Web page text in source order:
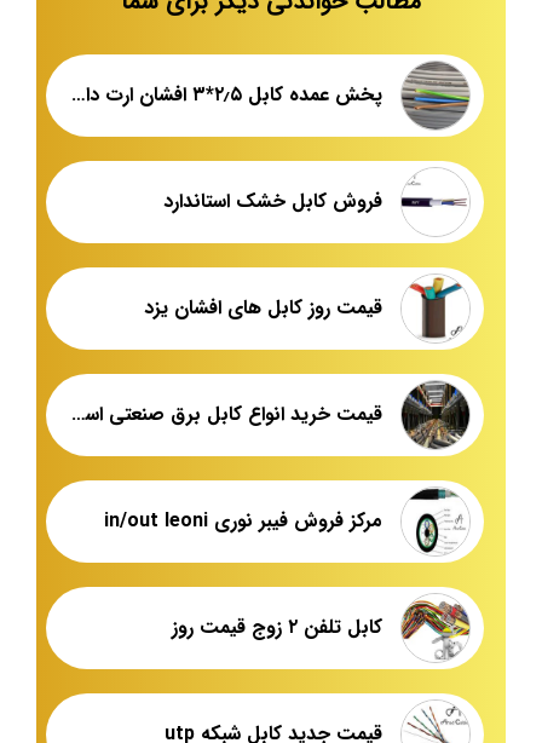
پخش عمده کابل ۲٫۵*۳ افشان ارت دار NYMHY
فروش کابل خشک استاندارد
قیمت روز کابل های افشان یزد
قیمت خرید انواع کابل برق صنعتی استاندارد
مرکز فروش فیبر نوری in/out leoni
کابل تلفن ۲ زوج قیمت روز
قیمت جدید کابل شبکه utp